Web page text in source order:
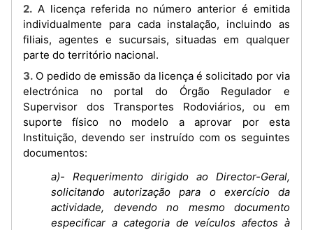
2. A licença referida no número anterior é emitida
individualmente para cada instalação, incluindo as
filiais, agentes e sucursais, situadas em qualquer
parte do território nacional.
3. O pedido de emissão da licença é solicitado por via
electrónica no portal do Órgão Regulador e
Supervisor dos Transportes Rodoviários, ou em
suporte físico no modelo a aprovar por esta
Instituição, devendo ser instruído com os seguintes
documentos:
a)- Requerimento dirigido ao Director-Geral,
solicitando autorização para o exercício da
actividade, devendo no mesmo documento
especificar a categoria de veículos afectos à